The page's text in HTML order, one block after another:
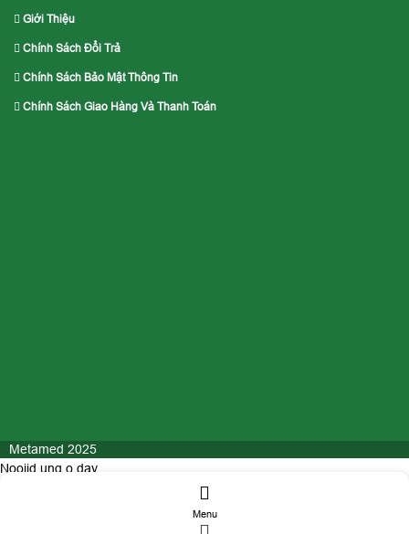
Giới Thiệu
Chính Sách Đổi Trả
Chính Sách Bảo Mật Thông Tin
Chính Sách Giao Hàng Và Thanh Toán
Metamed 2025
Menu
Nooijd ung o day